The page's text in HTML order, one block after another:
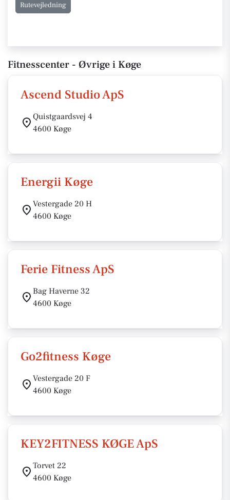
Rutevejledning
Fitnesscenter - Øvrige i Køge
Ascend Studio ApS
Quistgaardsvej 4
4600 Køge
Energii Køge
Vestergade 20 H
4600 Køge
Ferie Fitness ApS
Bag Haverne 32
4600 Køge
Go2fitness Køge
Vestergade 20 F
4600 Køge
KEY2FITNESS KØGE ApS
Torvet 22
4600 Køge